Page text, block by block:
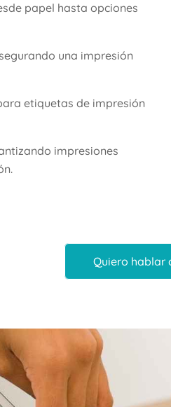
papel hasta opciones
una impresión
etiquetas de impresión
impresiones
Quiero hablar